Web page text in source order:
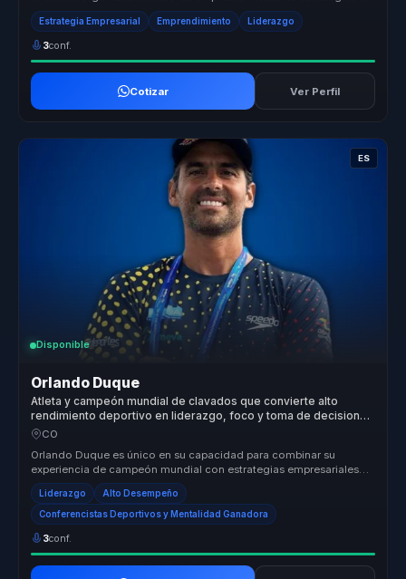
market...
Estrategia Empresarial Emprendimiento Liderazgo
3conf.
Cotizar Ver Perfil
ES
Disponible
Orlando Duque
Atleta y campeón mundial de clavados que convierte alto
rendimiento deportivo en liderazgo, foco y toma de decisiones
para líderes y equipos.
CO
Orlando Duque es único en su capacidad para combinar su
experiencia de campeón mundial con estrategias empresariales
efectivas. Su enfoqu...
Liderazgo Alto Desempeño
Conferencistas Deportivos y Mentalidad Ganadora
3conf.